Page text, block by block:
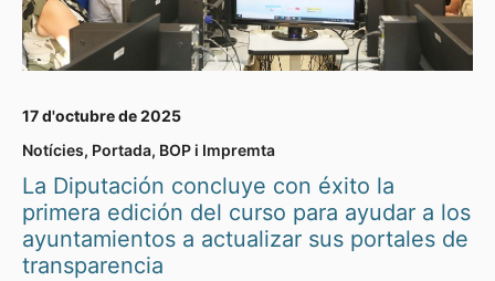
17 d'octubre de 2025
Notícies, Portada, BOP i Impremta
La Diputación concluye con éxito la
primera edición del curso para ayudar a los
ayuntamientos a actualizar sus portales de
transparencia